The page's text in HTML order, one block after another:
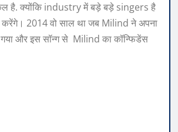
है. क्योंकि industry में बड़े बड़े singers है
करेंगे। 2014 वो साल था जब Milind ने अपना
और इस सॉन्ग से Milind का कॉन्फिडेंस